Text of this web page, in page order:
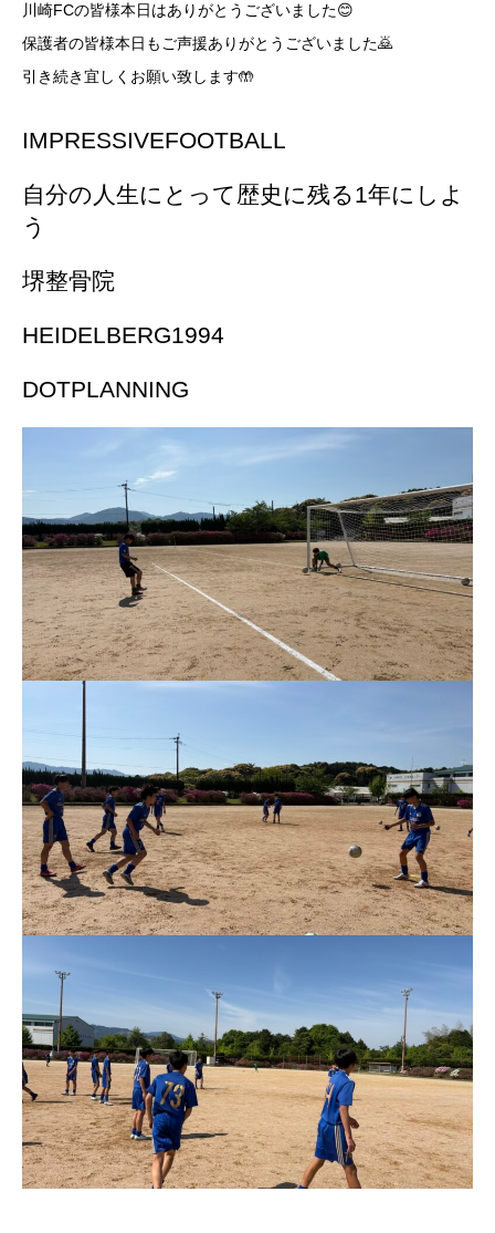
川崎FCの皆様本日はありがとうございました😊
保護者の皆様本日もご声援ありがとうございました🙇
引き続き宜しくお願い致します🤲
IMPRESSIVEFOOTBALL
自分の人生にとって歴史に残る1年にしよ
う
堺整骨院
HEIDELBERG1994
DOTPLANNING